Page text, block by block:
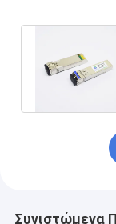
Συνιστώμενα